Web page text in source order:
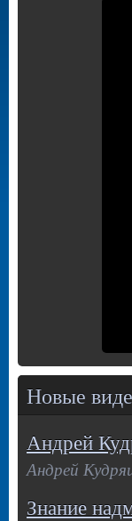
Новые
Андрей
Андрей
Знание